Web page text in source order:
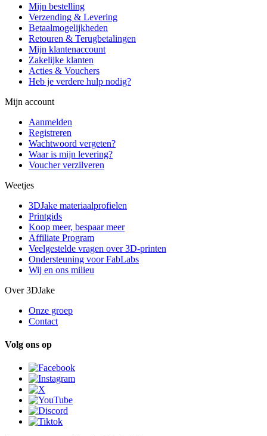
Mijn bestelling
Verzending & Levering
Betaalmogelijkheden
Retouren & Terugbetalingen
Mijn klantenaccount
Zakelijke klanten
Acties & Vouchers
Heb je verdere hulp nodig?
Mijn account
Aanmelden
Registreren
Wachtwoord vergeten?
Waar is mijn levering?
Voucher verzilveren
Weetjes
3DJake materiaalprofielen
Printgids
Koop meer, bespaar meer
Affiliate Program
Veelgestelde vragen over 3D-printen
Ondersteuning voor FabLabs
Wij en ons milieu
Over 3DJake
Onze groep
Contact
Volg ons op